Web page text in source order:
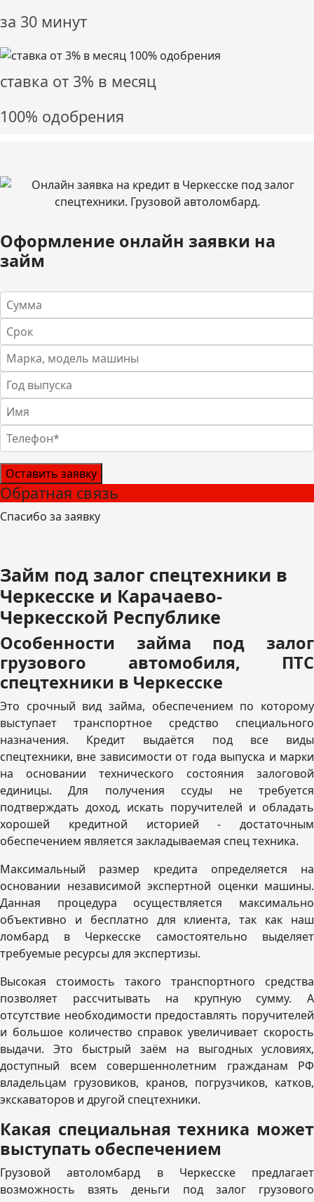
за 30 минут
ставка от 3% в месяц
100% одобрения
Оформление онлайн заявки на
займ
Оставить заявку
Обратная связь
Спасибо за заявку
Займ под залог спецтехники в
Черкесске и Карачаево-
Черкесской Республике
Особенности займа под залог
грузового автомобиля, ПТС
спецтехники в Черкесске
Это срочный вид займа, обеспечением по которому
выступает транспортное средство специального
назначения. Кредит выдаётся под все виды
спецтехники, вне зависимости от года выпуска и марки
на основании технического состояния залоговой
единицы. Для получения ссуды не требуется
подтверждать доход, искать поручителей и обладать
хорошей кредитной историей - достаточным
обеспечением является закладываемая спец техника.
Максимальный размер кредита определяется на
основании независимой экспертной оценки машины.
Данная процедура осуществляется максимально
объективно и бесплатно для клиента, так как наш
ломбард в Черкесске самостоятельно выделяет
требуемые ресурсы для экспертизы.
Высокая стоимость такого транспортного средства
позволяет рассчитывать на крупную сумму. А
отсутствие необходимости предоставлять поручителей
и большое количество справок увеличивает скорость
выдачи. Это быстрый заём на выгодных условиях,
доступный всем совершеннолетним гражданам РФ
владельцам грузовиков, кранов, погрузчиков, катков,
экскаваторов и другой спецтехники.
Какая специальная техника может
выступать обеспечением
Грузовой автоломбард в Черкесске предлагает
возможность взять деньги под залог грузового